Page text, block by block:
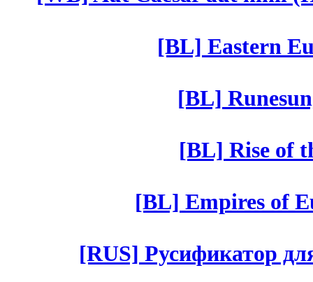
[BL] Eastern
[BL]
[BL] Rise of
[BL] Empires of
[RUS] Русификатор